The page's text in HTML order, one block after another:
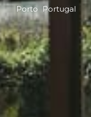
Porto Portugal